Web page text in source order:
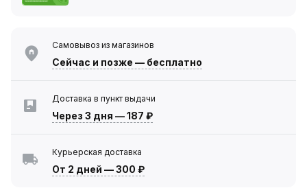
Самовывоз из магазинов
Сейчас и позже — бесплатно
Доставка в пункт выдачи
Через 3 дня —187 ₽
Курьерская доставка
От 2 дней —300 ₽